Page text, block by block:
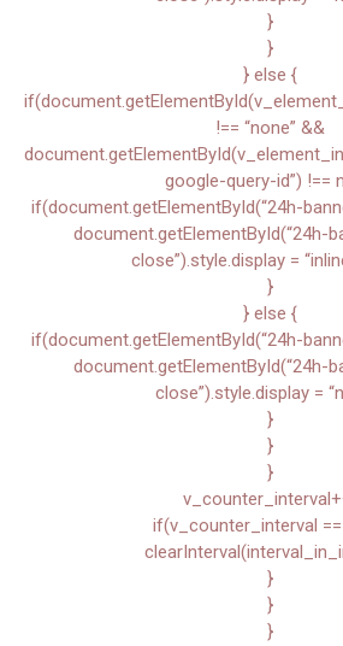
}
}
} else {
!== “none” &&
google-query-id”) !==
if(document.getElementById(“24h-
document.getElementById(“24h-
close”).style.display =
}
} else {
if(document.getElementById(“24h-
document.getElementById(“24h-
close”).style.display =
}
}
}
if(v_counter_interval
}
}
}